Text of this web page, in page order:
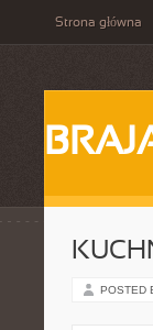
Strona główna
POSTED